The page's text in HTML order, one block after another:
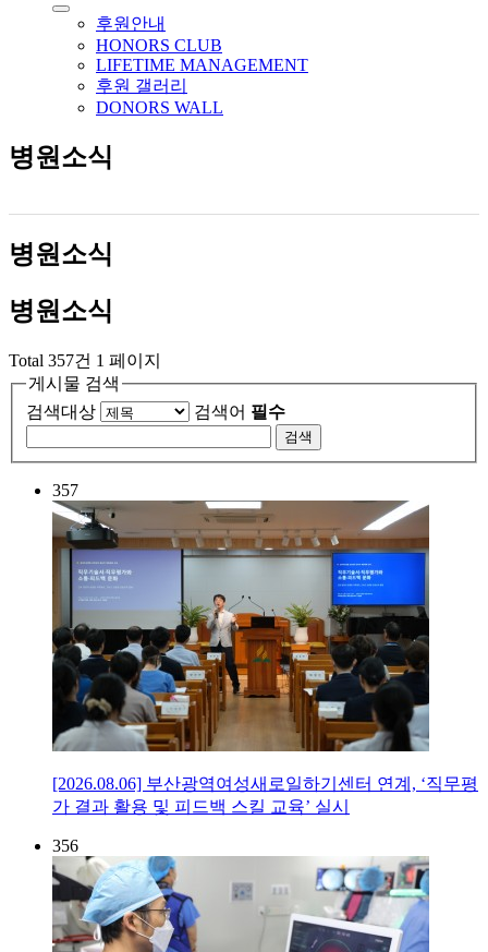
후원안내
HONORS CLUB
LIFETIME MANAGEMENT
후원 갤러리
DONORS WALL
병원소식
병원소식
병원소식
Total 357건 1 페이지
게시물 검색
검색대상
검색어 필수
검색
357
[2026.08.06] 부산광역여성새로일하기센터 연계, ‘직무평
가 결과 활용 및 피드백 스킬 교육’ 실시
356